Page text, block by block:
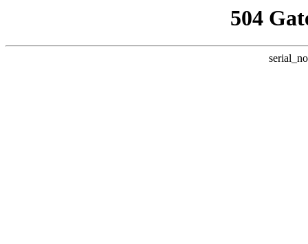
504